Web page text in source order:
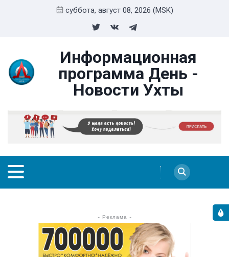
суббота, август 08, 2026 (MSK)
Информационная
программа День -
Новости Ухты
- Реклама -